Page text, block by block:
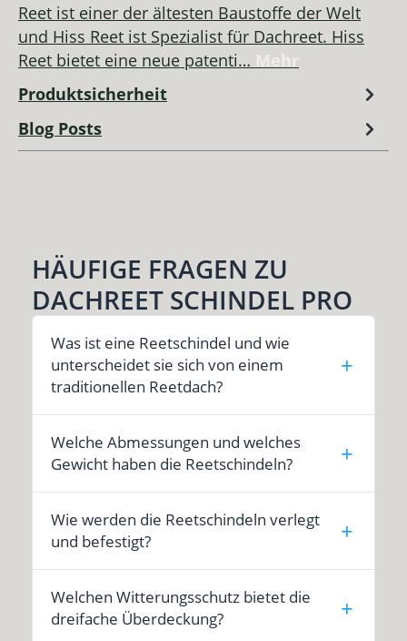
Reet ist einer der ältesten Baustoffe der Welt
und Hiss Reet ist Spezialist für Dachreet. Hiss
Reet bietet eine neue patenti… Mehr
Produktsicherheit
Blog Posts
HÄUFIGE FRAGEN ZU
DACHREET SCHINDEL PRO
Was ist eine Reetschindel und wie
unterscheidet sie sich von einem
traditionellen Reetdach?
Welche Abmessungen und welches
Gewicht haben die Reetschindeln?
Wie werden die Reetschindeln verlegt
und befestigt?
Welchen Witterungsschutz bietet die
dreifache Überdeckung?